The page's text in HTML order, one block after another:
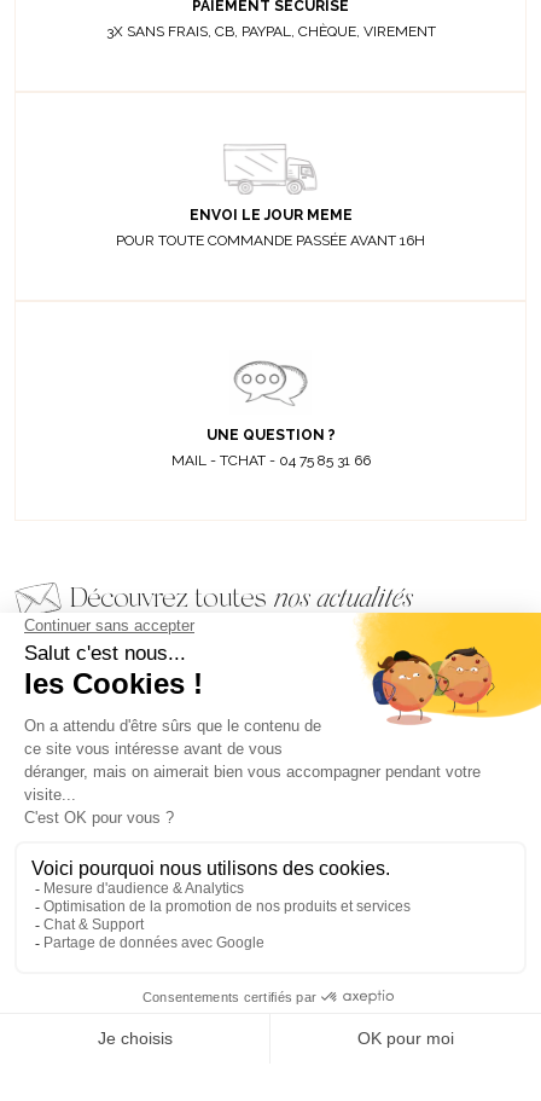
PAIEMENT SÉCURISÉ
3X SANS FRAIS, CB, PAYPAL, CHÈQUE, VIREMENT
ENVOI LE JOUR MEME
POUR TOUTE COMMANDE PASSÉE AVANT 16H
UNE QUESTION ?
MAIL - TCHAT - 04 75 85 31 66
Découvrez toutes nos actualités
EMAIL
VALIDER